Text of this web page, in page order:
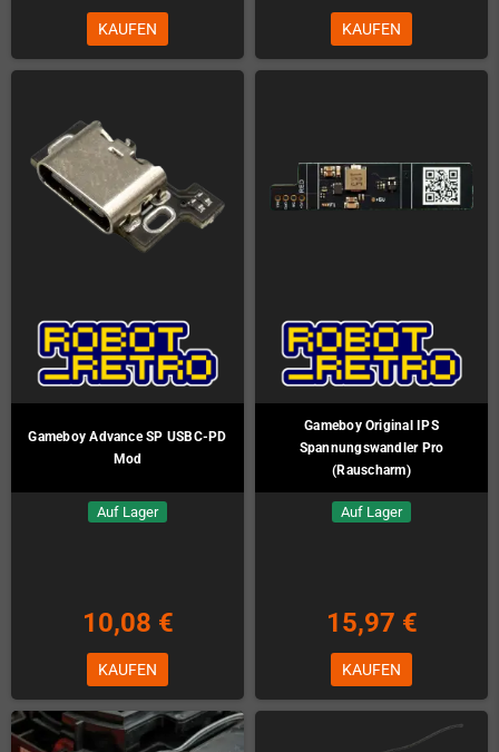
KAUFEN KAUFEN
Gameboy Advance SP USBC-PD
Mod
Auf Lager
10,08 €
KAUFEN
Gameboy Original IPS
Spannungswandler Pro
(Rauscharm)
Auf Lager
15,97 €
KAUFEN